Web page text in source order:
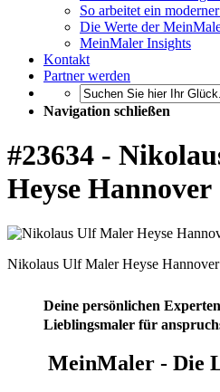
So arbeitet ein
Die Werte der
MeinMaler Insights
Kontakt
Partner werden
Navigation schließen
#23634 -
Heyse Hannover
Nikolaus Ulf Maler Heyse Hannover
Deine persönlichen
Lieblingsmaler für
MeinMaler - Die